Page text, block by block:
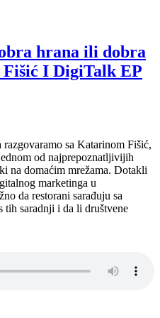
hrana ili dobra
I DigiTalk EP
sa Katarinom Fišić,
od najprepoznatljivijih
na domaćim mrežama. Dotakli
marketinga u
da restorani sarađuju sa
tih saradnji i da li društvene